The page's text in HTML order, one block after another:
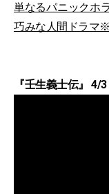
単なるパニックホ
巧みな人間ドラマ※
『壬生義士伝』 4/